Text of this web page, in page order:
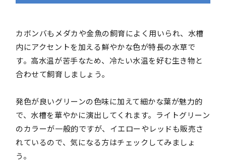
カボンバもメダカや金魚の飼育によく用いられ、水槽
内にアクセントを加える鮮やかな色が特長の水草で
す。高水温が苦手なため、冷たい水温を好む生き物と
合わせて飼育しましょう。
発色が良いグリーンの色味に加えて細かな葉が魅力的
で、水槽を華やかに演出してくれます。ライトグリーン
のカラーが一般的ですが、イエローやレッドも販売さ
れているので、気になる方はチェックしてみましょ
う。